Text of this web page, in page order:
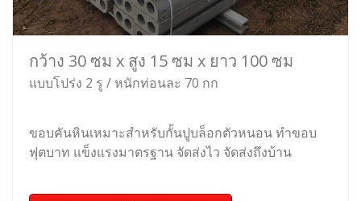
กว้าง 30 ซม x สูง 15 ซม x ยาว 100 ซม
แบบโปร่ง 2 รู / หนักท่อนละ 70 กก
ขอบคันหินเหมาะสำหรับกั้นปูบล็อกตัวหนอน ทำขอบ
ฟุตบาท แข็งแรงมาตรฐาน จัดส่งไว จัดส่งถึงบ้าน